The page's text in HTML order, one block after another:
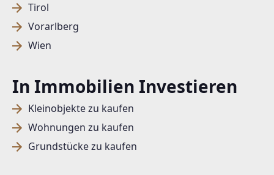
Tirol
Vorarlberg
Wien
In Immobilien Investieren
Kleinobjekte zu kaufen
Wohnungen zu kaufen
Grundstücke zu kaufen